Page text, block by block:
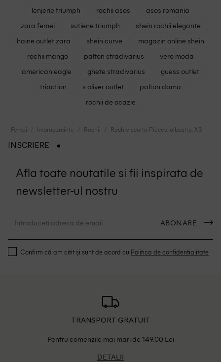
lenjerie triumph
rochii asos
asos romania
zara femei
sutiene triumph
shein rochii elegante
haine outlet zara
shein curve
magazin online shein
rochii mango
palton stradivarius
vero moda
american eagle
ghete stradivarius
guess outlet
triaction
s oliver outlet
palton dama
rochii de ocazie
Femei Imbracaminte Rochii Rochie scurta Pieces, albastru, XS
INSCRIERE
Afla toate noutatile si fii inspirata de
newsletter-ul nostru
ABONARE
Confirm că am citit și sunt de acord cu Politica de confidentialitate
TRANSPORT GRATUIT
Pentru comenzile mai mari de 149.00 Lei
DETALII